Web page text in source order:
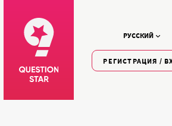
РУССКИЙ
РЕГИСТРАЦИЯ /